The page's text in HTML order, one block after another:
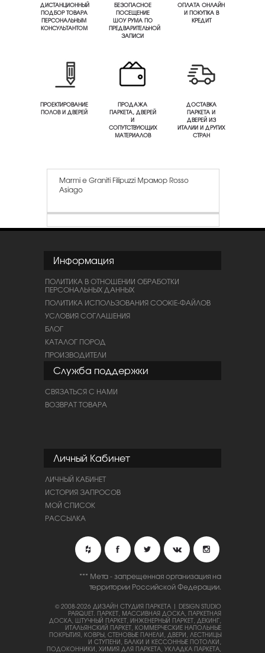
ДИСТАНЦИОННЫЙ
ПОДБОР ТОВАРА
ПЕРСОНАЛЬНЫМ
КОНСУЛЬТАНТОМ
БЕЗОПАСНОЕ
ПОСЕЩЕНИЕ
ШОУ РУМА ПО
ПРЕДВАРИТЕЛЬНОЙ
ЗАПИСИ
ОПЛАТА ОНЛАЙН
И ПОКУПКА В
КРЕДИТ
ПРОЕКТИРОВАНИЕ
ПОЛОВ И ДВЕРЕЙ
ПРОДАЖА
ПАРКЕТА, ДВЕРЕЙ
И
СОПУТСТВУЮЩИХ
МАТЕРИАЛОВ
ДОСТАВКА
ПАРКЕТА И
ДВЕРЕЙ ИЗ
ИТАЛИИ И ДРУГИХ
СТРАН
Marmi e Graniti Filipuzzi Мрамор Rosso
Asiago
Информация
ПОЛИТИКА В ОТНОШЕНИИ ОБРАБОТКИ
ПЕРСОНАЛЬНЫХ ДАННЫХ
ПОЛИТИКА ИСПОЛЬЗОВАНИЯ COOKIE-ФАЙЛОВ
УСЛОВИЯ СОГЛАШЕНИЯ
БЛОГ
КАТАЛОГ ПОРОД
ПРОИЗВОДИТЕЛИ
Служба поддержки
СВЯЗАТЬСЯ С НАМИ
ВОЗВРАТ ТОВАРА
Личный Кабинет
ЛИЧНЫЙ КАБИНЕТ
ИСТОРИЯ ЗАПРОСОВ
МОЙ СПИСОК
РАССЫЛКА
*** Мета - запрещенная организация на
территории Российской Федерации.
© 2008-2026 ДИЗАЙН СТУДИЯ ПАРКЕТА | DESIGN STUDIO
PARQUET. ПАРКЕТ, МАССИВНАЯ ДОСКА, ПАРКЕТНАЯ
ДОСКА, ШТУЧНЫЙ ПАРКЕТ, ИНЖЕНЕРНЫЙ ПАРКЕТ, ДЕКИНГ,
ИТАЛЬЯНСКИЙ ПАРКЕТ, КОММЕРЧЕСКИЕ НАПОЛЬНЫЕ
ПОКРЫТИЯ, КОВРЫ, СТЕНОВЫЕ ПАНЕЛИ, ДВЕРИ, ЛЕСТНИЦЫ
И СТУПЕНИ, БАЛКИ И КЕССОННЫЕ ПОТОЛКИ,
ПОДОКОННИКИ, ХИМИЯ ДЛЯ ПАРКЕТА, УКЛАДКА ПАРКЕТА,